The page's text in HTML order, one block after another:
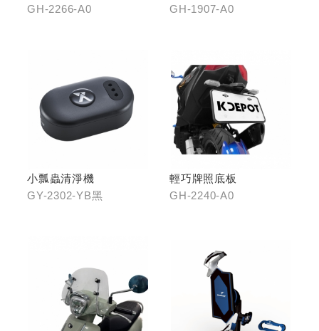
震手機架
GH-2266-A0
GH-1907-A0
小瓢蟲清淨機
GY-2302-YB黑
輕巧牌照底板
GH-2240-A0